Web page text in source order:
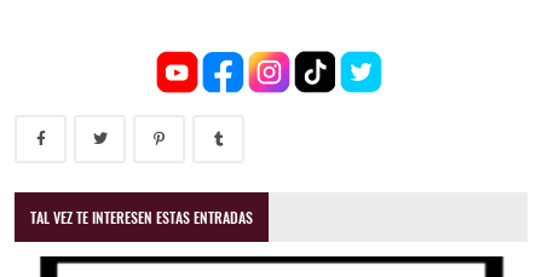
TAL VEZ TE INTERESEN ESTAS ENTRADAS